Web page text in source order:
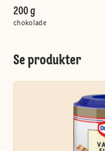
200 g
chokolade
Se produkter